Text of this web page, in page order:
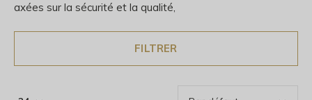
axées sur la sécurité et la qualité,
FILTRER